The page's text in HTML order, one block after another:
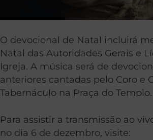
O devocional de Natal incluirá
Natal das Autoridades Gerais e
Igreja. A música será de
anteriores cantadas pelo Coro e
Tabernáculo na Praça do Templo.
Para assistir a transmissão ao
no dia 6 de dezembro, visite: